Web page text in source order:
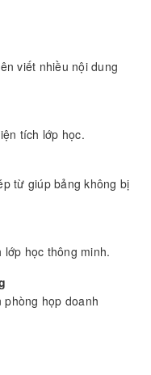
viết nhiều nội dung
tích lớp học.
từ giúp bảng không bị
học thông minh.
họp doanh